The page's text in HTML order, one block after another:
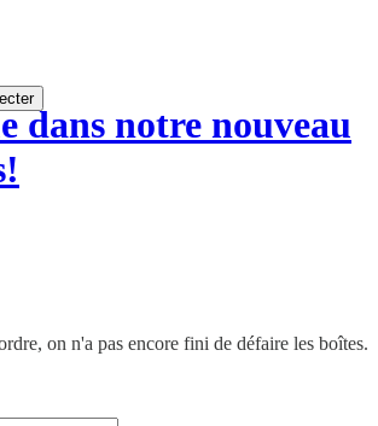
dans notre nouveau
on n'a pas encore fini de défaire les boîtes.